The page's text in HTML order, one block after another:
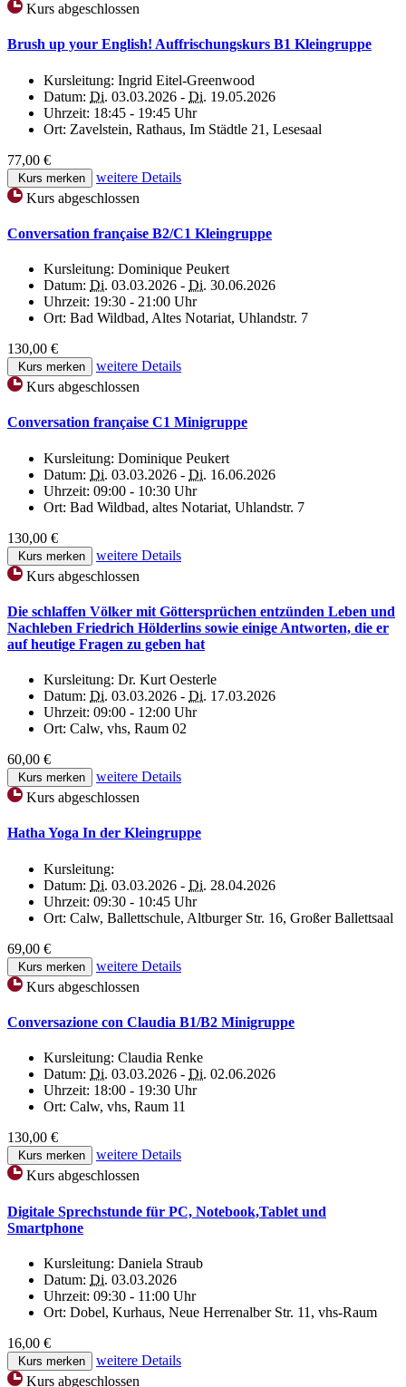
Kurs abgeschlossen
Brush up your English! Auffrischungskurs B1 Kleingruppe
Kursleitung: Ingrid Eitel-Greenwood
Datum: Di. 03.03.2026 - Di. 19.05.2026
Uhrzeit: 18:45 - 19:45 Uhr
Ort: Zavelstein, Rathaus, Im Städtle 21, Lesesaal
77,00 €
Kurs merken
weitere Details
Kurs abgeschlossen
Conversation française B2/C1 Kleingruppe
Kursleitung: Dominique Peukert
Datum: Di. 03.03.2026 - Di. 30.06.2026
Uhrzeit: 19:30 - 21:00 Uhr
Ort: Bad Wildbad, Altes Notariat, Uhlandstr. 7
130,00 €
Kurs merken
weitere Details
Kurs abgeschlossen
Conversation française C1 Minigruppe
Kursleitung: Dominique Peukert
Datum: Di. 03.03.2026 - Di. 16.06.2026
Uhrzeit: 09:00 - 10:30 Uhr
Ort: Bad Wildbad, altes Notariat, Uhlandstr. 7
130,00 €
Kurs merken
weitere Details
Kurs abgeschlossen
Die schlaffen Völker mit Göttersprüchen entzünden Leben und
Nachleben Friedrich Hölderlins sowie einige Antworten, die er
auf heutige Fragen zu geben hat
Kursleitung: Dr. Kurt Oesterle
Datum: Di. 03.03.2026 - Di. 17.03.2026
Uhrzeit: 09:00 - 12:00 Uhr
Ort: Calw, vhs, Raum 02
60,00 €
Kurs merken
weitere Details
Kurs abgeschlossen
Hatha Yoga In der Kleingruppe
Kursleitung:
Datum: Di. 03.03.2026 - Di. 28.04.2026
Uhrzeit: 09:30 - 10:45 Uhr
Ort: Calw, Ballettschule, Altburger Str. 16, Großer Ballettsaal
69,00 €
Kurs merken
weitere Details
Kurs abgeschlossen
Conversazione con Claudia B1/B2 Minigruppe
Kursleitung: Claudia Renke
Datum: Di. 03.03.2026 - Di. 02.06.2026
Uhrzeit: 18:00 - 19:30 Uhr
Ort: Calw, vhs, Raum 11
130,00 €
Kurs merken
weitere Details
Kurs abgeschlossen
Digitale Sprechstunde für PC, Notebook,Tablet und
Smartphone
Kursleitung: Daniela Straub
Datum: Di. 03.03.2026
Uhrzeit: 09:30 - 11:00 Uhr
Ort: Dobel, Kurhaus, Neue Herrenalber Str. 11, vhs-Raum
16,00 €
Kurs merken
weitere Details
Kurs abgeschlossen